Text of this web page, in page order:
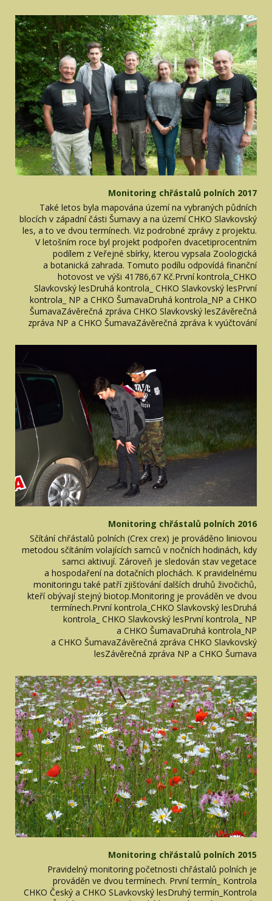
Monitoring chřástalů polních 2017
Také letos byla mapována území na vybraných půdních
blocích v západní části Šumavy a na území CHKO Slavkovský
les, a to ve dvou termínech. Viz podrobné zprávy z projektu.
V letošním roce byl projekt podpořen dvacetiprocentním
podílem z Veřejné sbírky, kterou vypsala Zoologická
a botanická zahrada. Tomuto podílu odpovídá finanční
hotovost ve výši 41786,67 Kč.První kontrola_CHKO
Slavkovský lesDruhá kontrola_ CHKO Slavkovský lesPrvní
kontrola_ NP a CHKO ŠumavaDruhá kontrola_NP a CHKO
ŠumavaZávěrečná zpráva CHKO Slavkovský lesZávěrečná
zpráva NP a CHKO ŠumavaZávěrečná zpráva k vyúčtování
Monitoring chřástalů polních 2016
Sčítání chřástalů polních (Crex crex) je prováděno liniovou
metodou sčítáním volajících samců v nočních hodinách, kdy
samci aktivují. Zároveň je sledován stav vegetace
a hospodaření na dotačních plochách. K pravidelnému
monitoringu také patří zjišťování dalších druhů živočichů,
kteří obývají stejný biotop.Monitoring je prováděn ve dvou
termínech.První kontrola_CHKO Slavkovský lesDruhá
kontrola_ CHKO Slavkovský lesPrvní kontrola_ NP
a CHKO ŠumavaDruhá kontrola_NP
a CHKO ŠumavaZávěrečná zpráva CHKO Slavkovský
lesZávěrečná zpráva NP a CHKO Šumava
Monitoring chřástalů polních 2015
Pravidelný monitoring početnosti chřástalů polních je
prováděn ve dvou termínech. První termín_ Kontrola
CHKO Český a CHKO SLavkovský lesDruhý termín_Kontrola